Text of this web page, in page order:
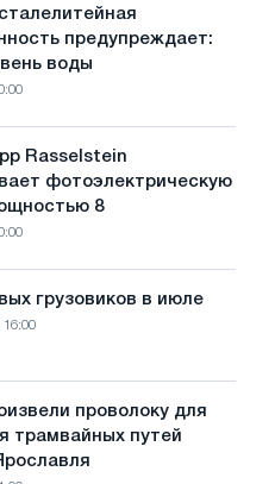
предупреждает:
воды
Rasselstein
фотоэлектрическую
8
грузовиков в июле
16:00
проволоку для
трамвайных путей